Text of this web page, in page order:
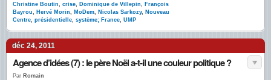
Christine Boutin, crise, Dominique de Villepin, François
Bayrou, Hervé Morin, MoDem, Nicolas Sarkozy, Nouveau
Centre, présidentielle, système; France, UMP
déc 24, 2011
Agence d’idées (7) : le père Noël a-t-il une couleur politique ?
Par Romain